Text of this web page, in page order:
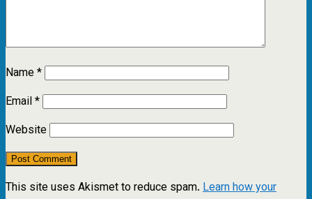
Name*
Email*
Website
This site uses Akismet to reduce spam. Learn how your